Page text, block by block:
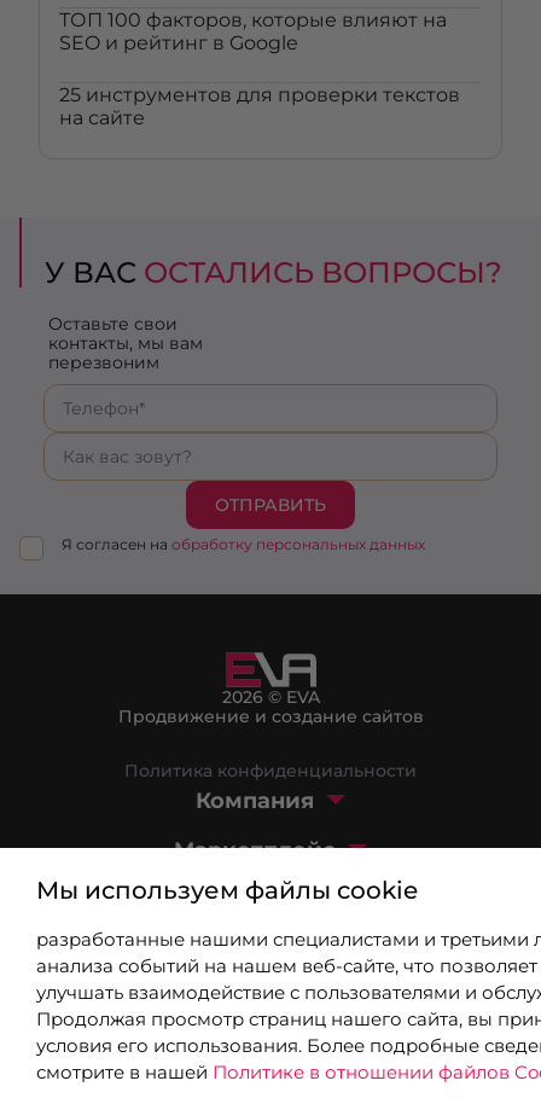
ТОП 100 факторов, которые влияют на
SEO и рейтинг в Google
25 инструментов для проверки текстов
на сайте
У ВАС ОСТАЛИСЬ ВОПРОСЫ?
Оставьте свои
контакты, мы вам
перезвоним
ОТПРАВИТЬ
Я согласен на обработку персональных данных
2026 © EVA
Продвижение и создание сайтов
Политика конфиденциальности
Компания
Маркетплейс
Блог
+7 (499) 404-03-08
8 (800) 301-39-03
info@9310802.ru
Мы используем файлы cookie
разработанные нашими специалистами и третьими
анализа событий на нашем веб-сайте, что
улучшать взаимодействие с пользователями и
Продолжая просмотр страниц нашего сайта, вы
условия его использования. Более подробные
смотрите в нашей Политике в отношении файлов